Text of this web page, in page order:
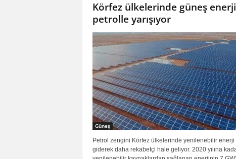
Körfez ülkelerinde güneş
petrolle yarışıyor
Güneş
Petrol zengini Körfez ülkelerinde yenilenebilir enerji
giderek daha rekabetçi hale geliyor. 2020 yılına